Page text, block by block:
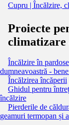
Cupru | Încălzire,
Proiecte
Încălzire în
dumneavoastră -
Încălzirea încăperii
Ghidul pentru
încălzire
Pierderile de
geamuri termopan și